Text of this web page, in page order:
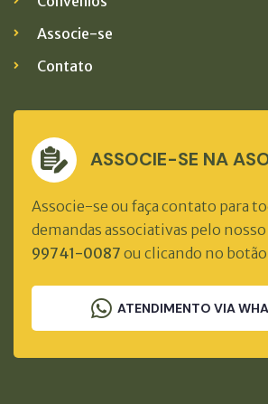
Associe-se
Contato
ASSOCIE-SE NA
Associe-se ou faça contato para
demandas associativas pelo nosso
99741-0087 ou clicando no botão
ATENDIMENTO VIA